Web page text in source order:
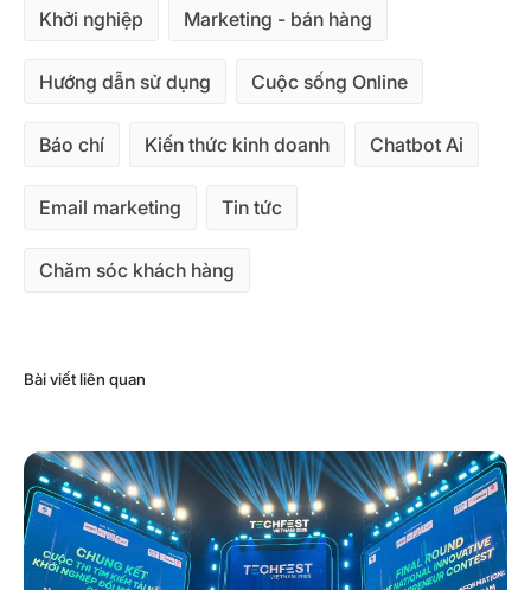
Khởi nghiệp Marketing - bán hàng
Hướng dẫn sử dụng Cuộc sống Online
Báo chí Kiến thức kinh doanh Chatbot Ai
Email marketing Tin tức
Chăm sóc khách hàng
Bài viết liên quan